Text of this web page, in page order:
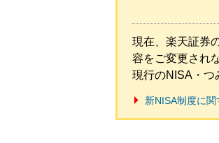
現在、楽天証券
容をご変更され
現行のNISA・つ
新NISA制度に